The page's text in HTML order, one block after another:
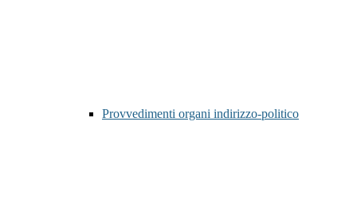
Provvedimenti organi indirizzo-politico